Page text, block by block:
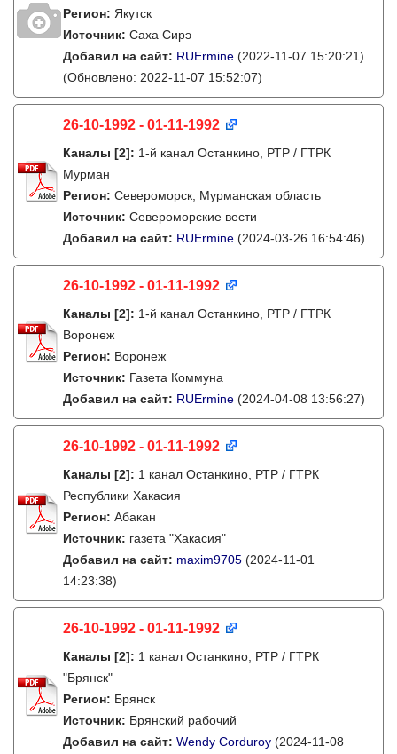
Регион: Якутск
Источник: Саха Сирэ
Добавил на сайт: RUErmine (2022-11-07 15:20:21)
(Обновлено: 2022-11-07 15:52:07)
26-10-1992 - 01-11-1992
Каналы [2]: 1-й канал Останкино, РТР / ГТРК
Мурман
Регион: Североморск, Мурманская область
Источник: Североморские вести
Добавил на сайт: RUErmine (2024-03-26 16:54:46)
26-10-1992 - 01-11-1992
Каналы [2]: 1-й канал Останкино, РТР / ГТРК
Воронеж
Регион: Воронеж
Источник: Газета Коммуна
Добавил на сайт: RUErmine (2024-04-08 13:56:27)
26-10-1992 - 01-11-1992
Каналы [2]: 1 канал Останкино, РТР / ГТРК
Республики Хакасия
Регион: Абакан
Источник: газета "Хакасия"
Добавил на сайт: maxim9705 (2024-11-01
14:23:38)
26-10-1992 - 01-11-1992
Каналы [2]: 1 канал Останкино, РТР / ГТРК
"Брянск"
Регион: Брянск
Источник: Брянский рабочий
Добавил на сайт: Wendy Corduroy (2024-11-08